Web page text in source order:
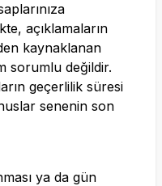
açıklamaların
kaynaklanan
sorumlu değildir.
geçerlilik süresi
senenin son
ya da gün